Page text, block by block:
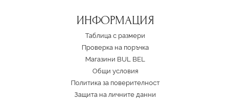
ИНФОРМАЦИЯ
Таблица с размери
Проверка на поръчка
Магазини BUL BEL
Oбщи условия
Политика за поверителност
Защита на личните данни